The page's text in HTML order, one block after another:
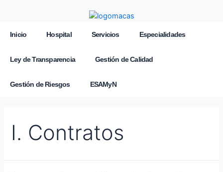
Inicio Hospital Servicios Especialidades
Ley de Transparencia Gestión de Calidad
Gestión de Riesgos ESAMyN
I. Contratos